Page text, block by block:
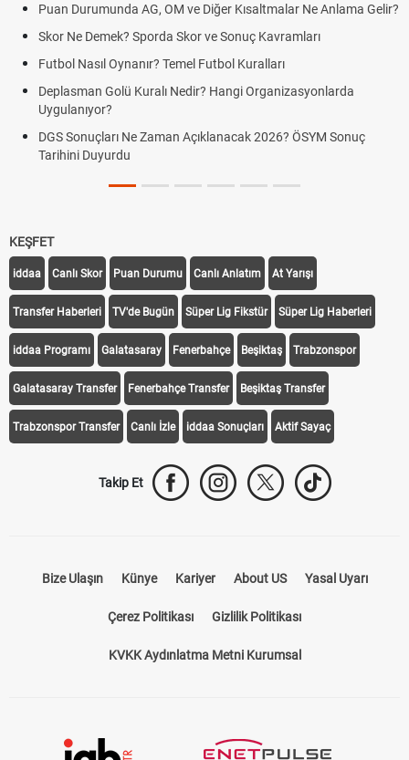
Puan Durumunda AG, OM ve Diğer Kısaltmalar Ne Anlama Gelir?
Skor Ne Demek? Sporda Skor ve Sonuç Kavramları
Futbol Nasıl Oynanır? Temel Futbol Kuralları
Deplasman Golü Kuralı Nedir? Hangi Organizasyonlarda
Uygulanıyor?
DGS Sonuçları Ne Zaman Açıklanacak 2026? ÖSYM Sonuç
Tarihini Duyurdu
KEŞFET
iddaa Canlı Skor Puan Durumu Canlı Anlatım At Yarışı
Transfer Haberleri TV'de Bugün Süper Lig Fikstür Süper Lig Haberleri
iddaa Programı Galatasaray Fenerbahçe Beşiktaş Trabzonspor
Galatasaray Transfer Fenerbahçe Transfer Beşiktaş Transfer
Trabzonspor Transfer Canlı İzle iddaa Sonuçları Aktif Sayaç
Takip Et
Bize Ulaşın Künye Kariyer About US Yasal Uyarı
Çerez Politikası Gizlilik Politikası
KVKK Aydınlatma Metni Kurumsal